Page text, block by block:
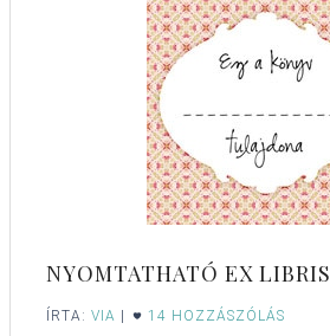
NYOMTATHATÓ EX LIBRIS
ÍRTA: VIA 14 HOZZÁSZÓLÁS